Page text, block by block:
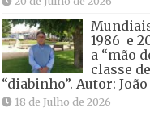
1986 e
a “mão
classe
“diabinho”. Autor:
18 de Julho de 2026